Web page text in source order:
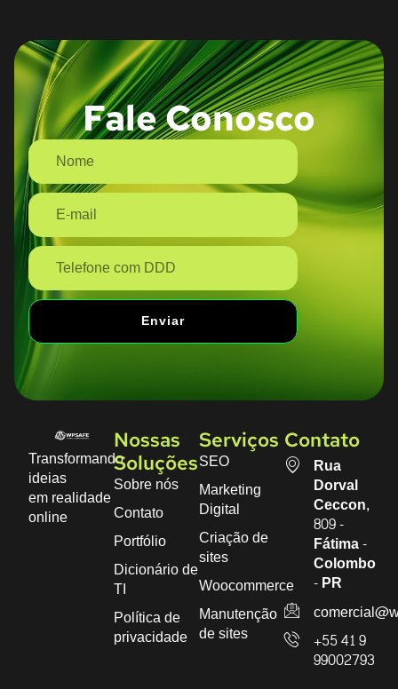
Fale Conosco
Enviar
Transformando
ideias
em realidade
online
Nossas
Soluções
Sobre nós
Contato
Portfólio
Dicionário de
TI
Política de
privacidade
Serviços
SEO
Marketing
Digital
Criação de
sites
Woocommerce
Manutenção
de sites
Contato
Rua
Dorval
Ceccon,
809 -
Fátima -
Colombo
- PR
+55 41 9
99002793